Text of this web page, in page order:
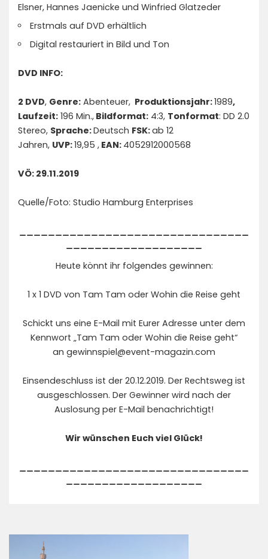
Elsner, Hannes Jaenicke und Winfried Glatzeder
Erstmals auf DVD erhältlich
Digital restauriert in Bild und Ton
DVD INFO:
2 DVD, Genre: Abenteuer, Produktionsjahr:1989,
Laufzeit: 196 Min., Bildformat: 4:3, Tonformat: DD 2.0
Stereo, Sprache:Deutsch FSK:ab 12
Jahren, UVP:19,95 , EAN: 4052912000568
VÖ: 29.11.2019
Quelle/Foto: Studio Hamburg Enterprises
Heute könnt ihr folgendes gewinnen:
1 x 1 DVD von Tam Tam oder Wohin die Reise geht
Schickt uns eine E-Mail mit Eurer Adresse unter dem
Kennwort „Tam Tam oder Wohin die Reise geht“
an gewinnspiel@event-magazin.com
Einsendeschluss ist der 20.12.2019. Der Rechtsweg ist
ausgeschlossen. Der Gewinner wird nach der
Auslosung per E-Mail benachrichtigt!
Wir wünschen Euch viel Glück!